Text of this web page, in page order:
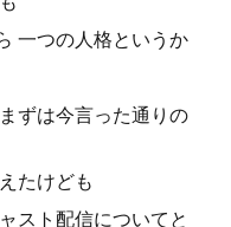
一つの人格というか
ずは今言った通りの
たけども
スト配信についてと